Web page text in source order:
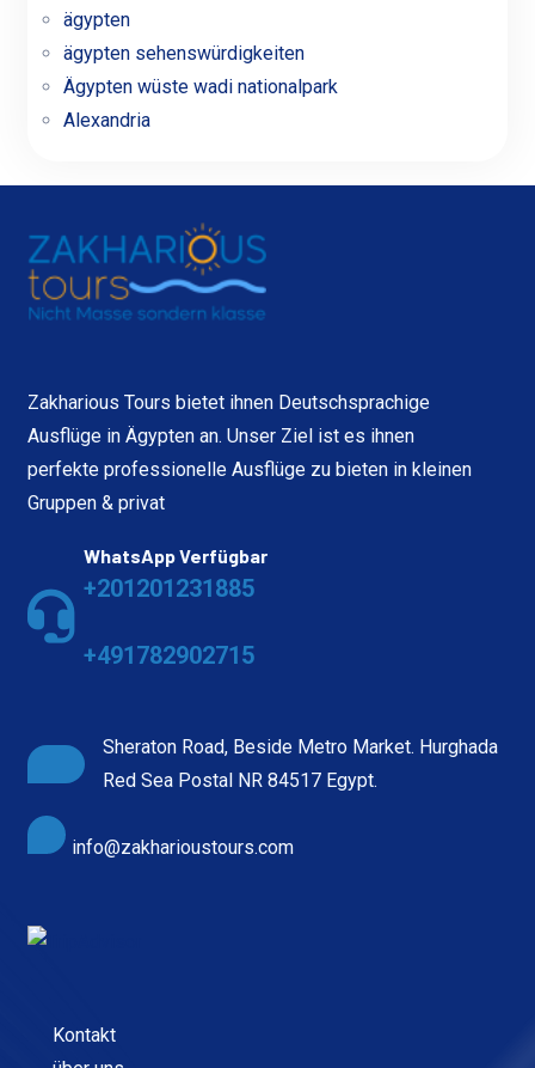
ägypten
ägypten sehenswürdigkeiten
Ägypten wüste wadi nationalpark
Alexandria
Zakharious Tours bietet ihnen Deutschsprachige
Ausflüge in Ägypten an. Unser Ziel ist es ihnen
perfekte professionelle Ausflüge zu bieten in kleinen
Gruppen & privat
WhatsApp Verfügbar
+201201231885
+491782902715
Sheraton Road, Beside Metro Market. Hurghada
Red Sea Postal NR 84517 Egypt.
info@zakharioustours.com
Kontakt